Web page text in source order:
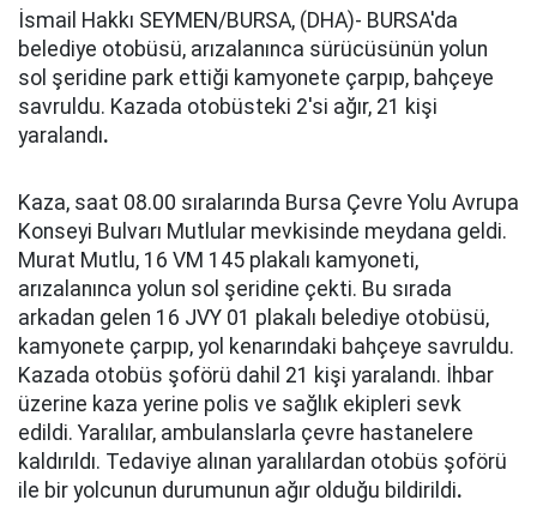
İsmail Hakkı SEYMEN/BURSA, (DHA)- BURSA'da
belediye otobüsü, arızalanınca sürücüsünün yolun
sol şeridine park ettiği kamyonete çarpıp, bahçeye
savruldu. Kazada otobüsteki 2'si ağır, 21 kişi
yaralandı.
Kaza, saat 08.00 sıralarında Bursa Çevre Yolu Avrupa
Konseyi Bulvarı Mutlular mevkisinde meydana geldi.
Murat Mutlu, 16 VM 145 plakalı kamyoneti,
arızalanınca yolun sol şeridine çekti. Bu sırada
arkadan gelen 16 JVY 01 plakalı belediye otobüsü,
kamyonete çarpıp, yol kenarındaki bahçeye savruldu.
Kazada otobüs şoförü dahil 21 kişi yaralandı. İhbar
üzerine kaza yerine polis ve sağlık ekipleri sevk
edildi. Yaralılar, ambulanslarla çevre hastanelere
kaldırıldı. Tedaviye alınan yaralılardan otobüs şoförü
ile bir yolcunun durumunun ağır olduğu bildirildi.